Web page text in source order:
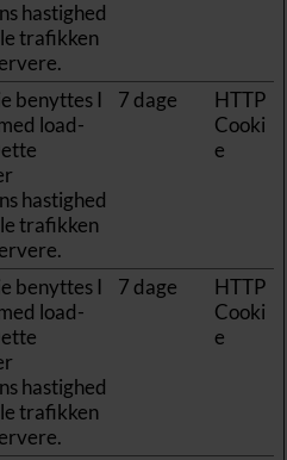
hastighed
trafikken
benyttes I
load-
hastighed
trafikken
7 dage
HTTP
Cooki
e
benyttes I
load-
hastighed
trafikken
7 dage
HTTP
Cooki
e